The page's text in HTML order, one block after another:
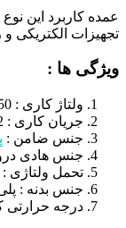
عمده کاربرد این
تجهیزات الکتریکی
ویژگی ها :
ولتاژ کاری : 450 ولت
جريان کاری : 32 آمپر
جنس ضامن :
جنس هادی
تحمل ولتاژی : 4000 ولت
جنس بدنه :
درجه حرارتی کاری : -40 تا